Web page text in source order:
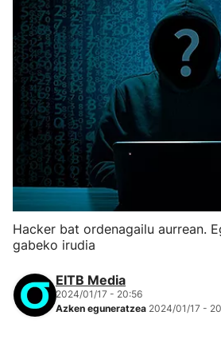
Hacker bat ordenagailu aurrean.
gabeko irudia
EITB Media
2024/01/17 - 20:56
Azken eguneratzea 2024/01/17 -